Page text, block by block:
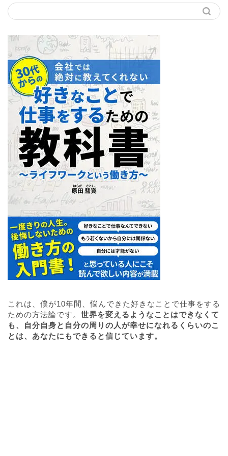
これは、僕が10年間、悩んできた好きなことで仕事をする
ための方法論です。 世界を変えるようなことはできなくて
も、自分自身と自分の周りの人が幸せになれるくらいのこ
とは、あなたにもできると信じています。